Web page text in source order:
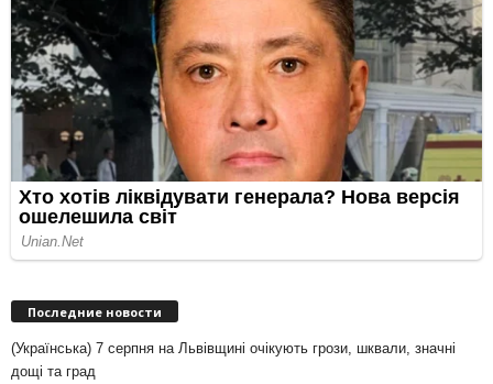
Последние новости
(Українська) 7 серпня на Львівщині очікують грози, шквали, значні
дощі та град